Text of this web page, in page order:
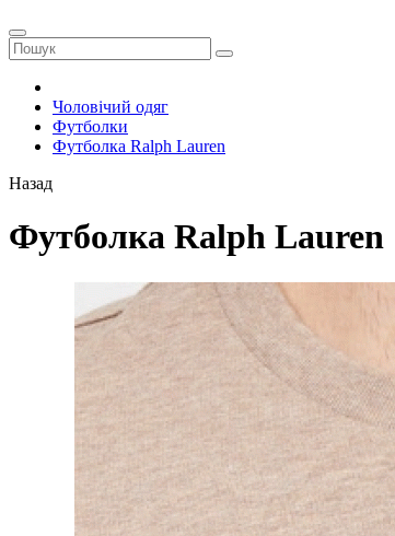
Чоловічий одяг
Футболки
Футболка Ralph Lauren
Назад
Футболка Ralph Lauren